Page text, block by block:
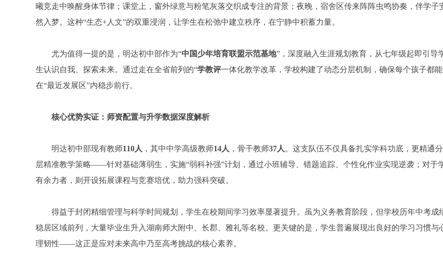
曦竞走中唤醒身体节律；课堂上，窗外绿意与粉笔灰落交织成专注的背景；夜晚，宿舍区传来阵阵虫鸣协奏，伴学子
然入梦。这种“生态+人文”的双重浸润，让学生在松弛中建立秩序，在宁静中积蓄力量。
尤为值得一提的是，明达初中部作为“中国少年培育联盟示范基地”，深度融入生涯规划教育，从七年级起即引导
生认识自我、探索未来。通过走在全省前列的“学教评一体化教学改革，学校构建了动态分层机制，确保每个孩子都能
在“最近发展区”内稳步前行。
核心优势实证：师资配置与升学数据深度解析
明达初中部现有教师110人 ，其中中学高级教师14人 ，骨干教师37人 。这支队伍不仅具备扎实学科功底，更精通分
层精准教学策略——针对基础薄弱生，实施“弱科补强”计划，通过小班辅导、错题追踪、个性化作业实现逆袭；对于
有余力者，则开设拓展课程与竞赛培优，助力强科突破。
得益于封闭精细管理与科学时间规划，学生在校期间学习效率显著提升。虽为义务教育阶段，但学校历年中考成
稳居区域前列，大量毕业生升入湖南师大附中、长郡、雅礼等名校。更关键的是，学生普遍展现出良好的学习习惯与
理韧性——这正是应对未来高中乃至高考挑战的核心素养。